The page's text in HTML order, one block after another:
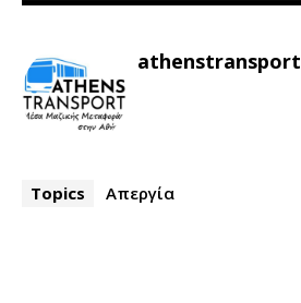
athenstransport
Topics Απεργία